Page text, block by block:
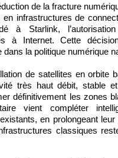
de la fracture
en infrastructures de
à Starlink,
à Internet. Cette
dans la politique numérique
de satellites en orbite
très haut débit, stable
définitivement les zones
vient compléter
en prolongeant
classiques